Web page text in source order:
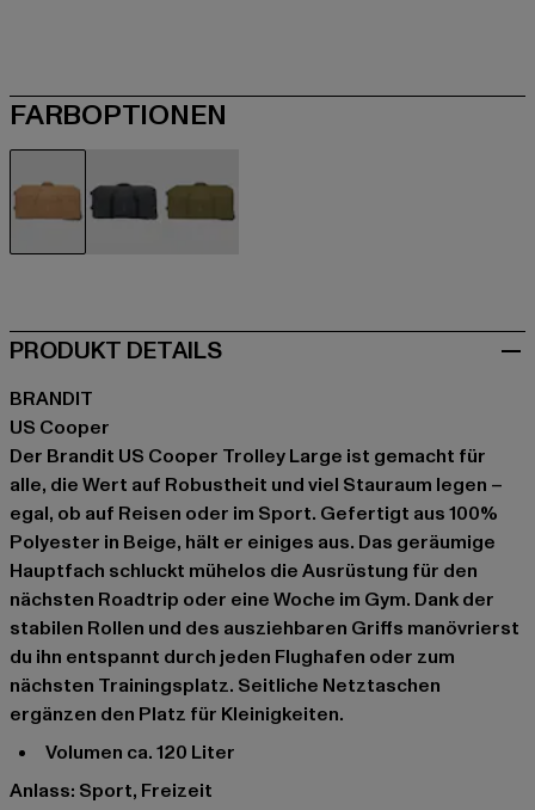
FARBOPTIONEN
PRODUKT DETAILS
BRANDIT
US Cooper
Der Brandit US Cooper Trolley Large ist gemacht für
alle, die Wert auf Robustheit und viel Stauraum legen –
egal, ob auf Reisen oder im Sport. Gefertigt aus 100%
Polyester in Beige, hält er einiges aus. Das geräumige
Hauptfach schluckt mühelos die Ausrüstung für den
nächsten Roadtrip oder eine Woche im Gym. Dank der
stabilen Rollen und des ausziehbaren Griffs manövrierst
du ihn entspannt durch jeden Flughafen oder zum
nächsten Trainingsplatz. Seitliche Netztaschen
ergänzen den Platz für Kleinigkeiten.
Volumen ca. 120 Liter
Anlass: Sport, Freizeit